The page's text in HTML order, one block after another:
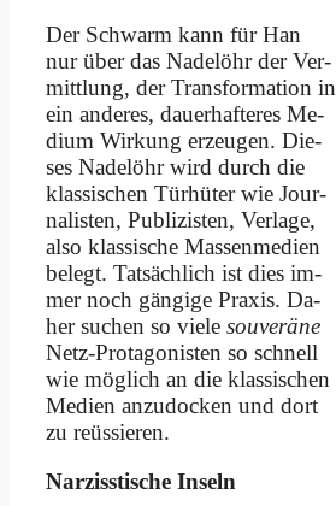
Der Schwarm kann für Han
nur über das Na­del­öhr der Ver­
mitt­lung, der Trans­for­ma­ti­on in
ein an­de­res, dau­er­haf­te­res Me­
di­um Wir­kung er­zeu­gen. Die­
ses Na­del­öhr wird durch die
klas­si­schen Tür­hü­ter wie Jour­
na­li­sten, Pu­bli­zi­sten, Ver­la­ge,
al­so klas­si­sche Mas­sen­me­di­en
be­legt. Tat­säch­lich ist dies im­
mer noch gän­gi­ge Pra­xis. Da­
her su­chen so vie­le sou­ve­rä­ne
Netz-Prot­ago­ni­sten so schnell
wie mög­lich an die klas­si­schen
Me­di­en an­zu­docken und dort
zu re­üs­sie­ren.
Nar­ziss­ti­sche In­seln